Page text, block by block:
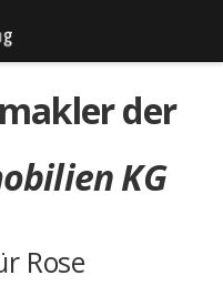
der
KG
Rose